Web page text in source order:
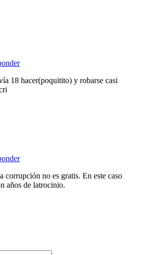
18 hacer(poquitito) y robarse casi
corrupción no es gratis. En este caso
años de latrocinio.